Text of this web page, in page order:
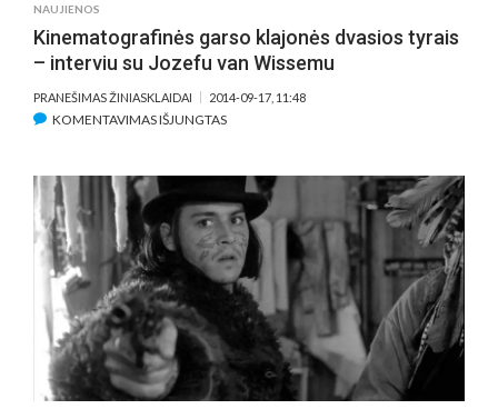
NAUJIENOS
Kinematografinės garso klajonės dvasios tyrais
– interviu su Jozefu van Wissemu
PRANEŠIMAS ŽINIASKLAIDAI 2014-09-17, 11:48
KOMENTAVIMAS IŠJUNGTASĮRAŠE
KLAJONĖS
DVASIOS
TYRAIS
–
INTERVIU
SU
JOZEFU
VAN
WISSEMU